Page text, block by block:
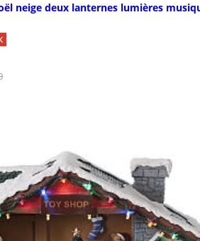
neige deux lanternes lumières